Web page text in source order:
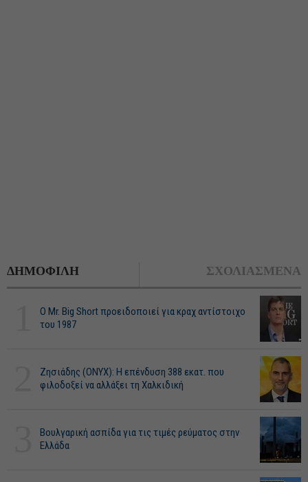
ΔΗΜΟΦΙΛΗ ΣΧΟΛΙΑΣΜΕΝΑ
O Mr. Big Short προειδοποιεί για κραχ αντίστοιχο
του 1987
Ζησιάδης (ONYX): Η επένδυση 388 εκατ. που
φιλοδοξεί να αλλάξει τη Χαλκιδική
Βουλγαρική ασπίδα για τις τιμές ρεύματος στην
Ελλάδα